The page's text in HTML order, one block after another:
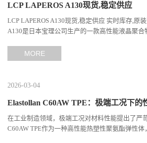
LCP LAPEROS A130现货,稳定供应
LCP LAPEROS A130现货,稳定供应 实时库存,原
A130是日本宝理公司生产的一款高性能液晶聚合
MORE
2026-03-04
Elastollan C60AW TPE：极端工况下的
在工业制造领域，极端工况对材料性能提出了严
C60AW TPE作为一种高性能热塑性聚氨酯弹性